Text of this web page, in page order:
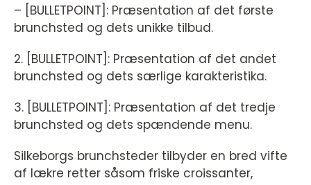
– [BULLETPOINT]: Præsentation af det første
brunchsted og dets unikke tilbud.
2. [BULLETPOINT]: Præsentation af det andet
brunchsted og dets særlige karakteristika.
3. [BULLETPOINT]: Præsentation af det tredje
brunchsted og dets spændende menu.
Silkeborgs brunchsteder tilbyder en bred vifte
af lækre retter såsom friske croissanter,